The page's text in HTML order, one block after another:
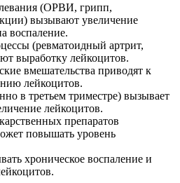
(ОРВИ, грипп,
вызывают увеличение
воспаление.
(ревматоидный артрит,
выработку лейкоцитов.
вмешательства приводят к
лейкоцитов.
в третьем триместре) вызывает
лейкоцитов.
препаратов
повышать уровень
хроническое воспаление и